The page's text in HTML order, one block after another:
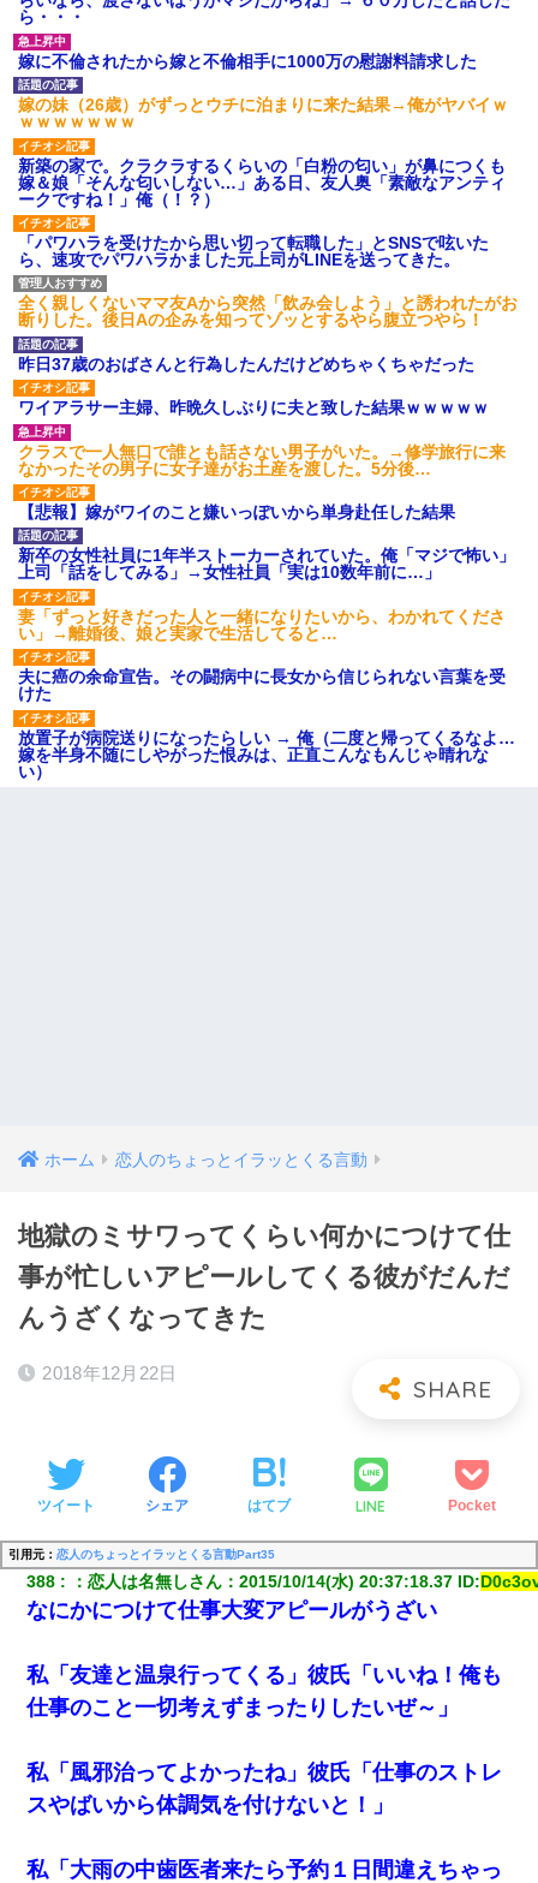
ら・・・
嫁に不倫されたから嫁と不倫相手に1000万の慰謝料請求した
嫁の妹（26歳）がずっとウチに泊まりに来た結果→俺がヤバイｗ
ｗｗｗｗｗｗｗ
新築の家で。クラクラするくらいの「白粉の匂い」が鼻につくも
嫁＆娘「そんな匂いしない…」ある日、友人奥「素敵なアンティ
ークですね！」俺（！？）
「パワハラを受けたから思い切って転職した」とSNSで呟いた
ら、速攻でパワハラかました元上司がLINEを送ってきた。
全く親しくないママ友Aから突然「飲み会しよう」と誘われたがお
断りした。後日Aの企みを知ってゾッとするやら腹立つやら！
昨日37歳のおばさんと行為したんだけどめちゃくちゃだった
ワイアラサー主婦、昨晩久しぶりに夫と致した結果ｗｗｗｗｗ
クラスで一人無口で誰とも話さない男子がいた。→修学旅行に来
なかったその男子に女子達がお土産を渡した。5分後…
【悲報】嫁がワイのこと嫌いっぽいから単身赴任した結果
新卒の女性社員に1年半ストーカーされていた。俺「マジで怖い」
上司「話をしてみる」→女性社員「実は10数年前に…」
妻「ずっと好きだった人と一緒になりたいから、わかれてくださ
い」→離婚後、娘と実家で生活してると…
夫に癌の余命宣告。その闘病中に長女から信じられない言葉を受
けた
放置子が病院送りになったらしい → 俺（二度と帰ってくるなよ…
嫁を半身不随にしやがった恨みは、正直こんなもんじゃ晴れな
い）
ホーム 恋人のちょっとイラッとくる言動
地獄のミサワってくらい何かにつけて仕
事が忙しいアピールしてくる彼がだんだ
んうざくなってきた
2018年12月22日
ツイート シェア はてブ LINE Pocket
引用元： 恋人のちょっとイラッとくる言動Part35
388 ：恋人は名無しさん ：2015/10/14(水) 20:37:18.37 ID:
なにかにつけて仕事大変アピールがうざい
私「友達と温泉行ってくる」彼氏「いいね！俺も
仕事のこと一切考えずまったりしたいぜ～」
私「風邪治ってよかったね」彼氏「仕事のストレ
スやばいから体調気を付けないと！」
私「大雨の中歯医者来たら予約１日間違えちゃっ